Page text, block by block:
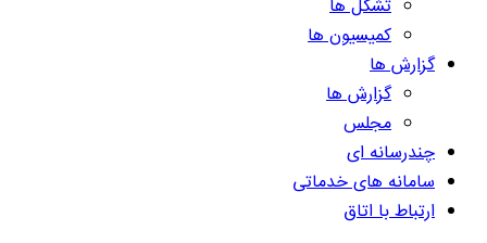
تشکل ها
کمیسیون ها
گزارش ها
گزارش ها
مجلس
چندرسانه ای
سامانه های خدماتی
ارتباط با اتاق